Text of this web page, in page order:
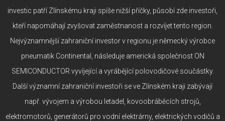
investic patří Zlínskému kraji spíše nižší příčky, působí zde investoři,
kteří napomáhají zvyšovat zaměstnanost a rozvíjet tento region.
Nejvýznamnější zahraniční investor v regionu je německý výrobce
pneumatik Continental, následuje americká společnost ON
SEMICONDUCTOR vyvíjející a vyrábějící polovodičové součástky.
Další významní zahraniční investoři se ve Zlínském kraji zabývají
např. vývojem a výrobou letadel, kovoobráběcích strojů,
elektromotorů, generátorů pro vodní elektrárny, elektrických vodičů a